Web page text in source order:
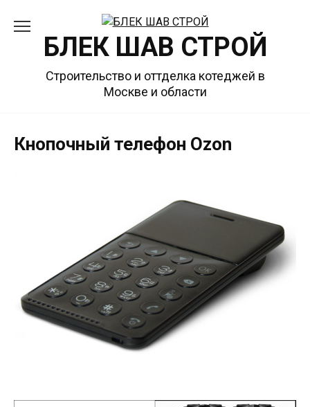
содержаниюБЛЕК ШАВ СТРОЙ
Строительство и оттделка котеджей в
Москве и области
Кнопочный телефон Ozon